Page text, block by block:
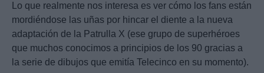
Lo que realmente nos interesa es ver cómo los fans están
mordiéndose las uñas por hincar el diente a la nueva
adaptación de la Patrulla X (ese grupo de superhéroes
que muchos conocimos a principios de los 90 gracias a
la serie de dibujos que emitía Telecinco en su momento).